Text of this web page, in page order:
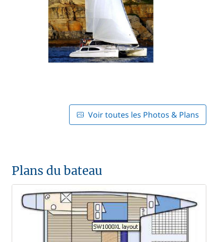
Voir toutes les Photos & Plans
Plans du bateau